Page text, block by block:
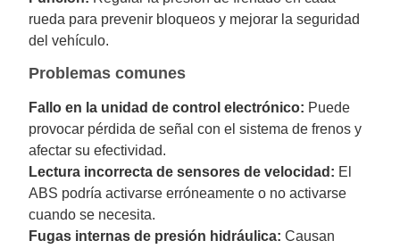
rueda para prevenir bloqueos y mejorar la seguridad
del vehículo.
Problemas comunes
Fallo en la unidad de control electrónico: Puede
provocar pérdida de señal con el sistema de frenos y
afectar su efectividad.
Lectura incorrecta de sensores de velocidad: El
ABS podría activarse erróneamente o no activarse
cuando se necesita.
Fugas internas de presión hidráulica: Causan